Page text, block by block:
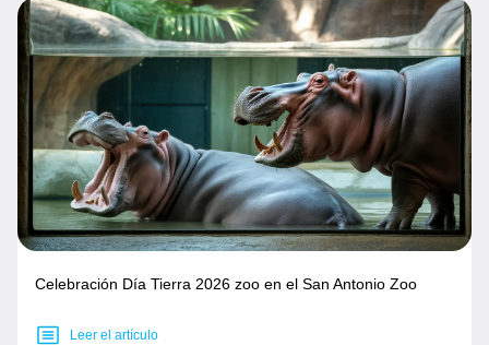
Celebración Día Tierra 2026 zoo en el San Antonio Zoo
Leer el artículo